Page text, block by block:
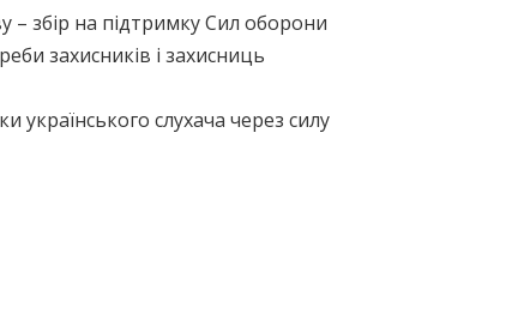
– збір на підтримку Сил оборони
захисників і захисниць
українського слухача через силу